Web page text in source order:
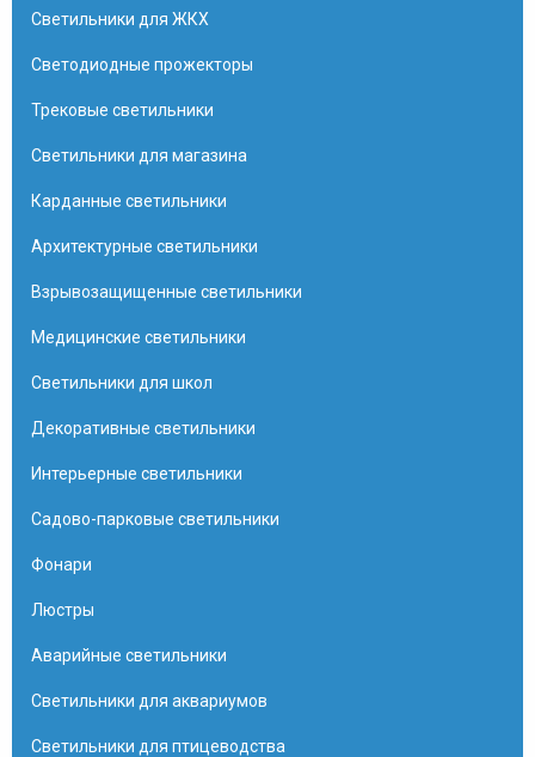
Светильники для ЖКХ
Светодиодные прожекторы
Трековые светильники
Светильники для магазина
Карданные светильники
Архитектурные светильники
Взрывозащищенные светильники
Медицинские светильники
Светильники для школ
Декоративные светильники
Интерьерные светильники
Садово-парковые светильники
Фонари
Люстры
Аварийные светильники
Светильники для аквариумов
Светильники для птицеводства